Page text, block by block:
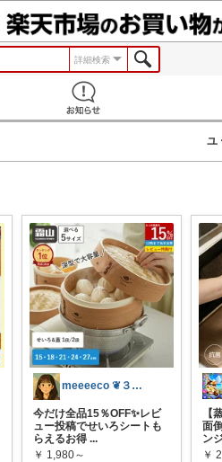
詳細検索
ユ
meeeeco ❦３児ママ ❦
今だけ全品15％OFF✨レビ
ュー投稿でせいろシートも
らえるお得 ...
￥ 1,980～
【
面
ン
￥